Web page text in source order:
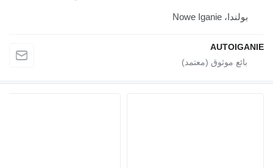
بولندا، Nowe Iganie
AUTOIGANIE